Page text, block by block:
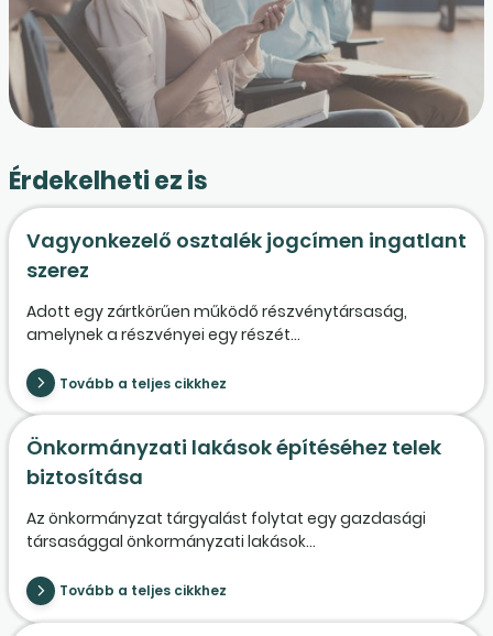
Érdekelheti ez is
Vagyonkezelő osztalék jogcímen ingatlant
szerez
Adott egy zártkörűen működő részvénytársaság,
amelynek a részvényei egy részét...
Tovább a teljes cikkhez
Önkormányzati lakások építéséhez telek
biztosítása
Az önkormányzat tárgyalást folytat egy gazdasági
társasággal önkormányzati lakások...
Tovább a teljes cikkhez